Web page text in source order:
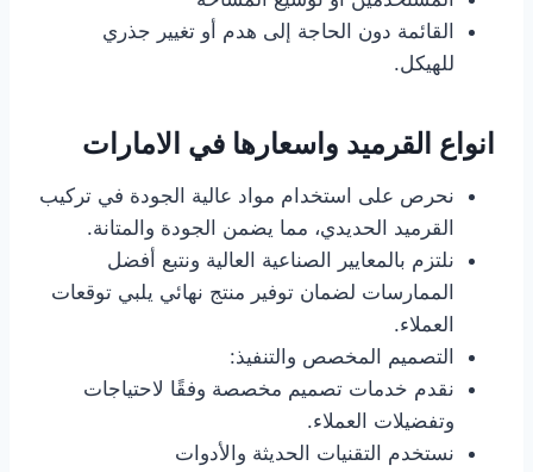
القائمة دون الحاجة إلى هدم أو تغيير جذري
للهيكل.
انواع القرميد واسعارها في الامارات
نحرص على استخدام مواد عالية الجودة في تركيب
القرميد الحديدي، مما يضمن الجودة والمتانة.
نلتزم بالمعايير الصناعية العالية ونتبع أفضل
الممارسات لضمان توفير منتج نهائي يلبي توقعات
العملاء.
التصميم المخصص والتنفيذ:
نقدم خدمات تصميم مخصصة وفقًا لاحتياجات
وتفضيلات العملاء.
نستخدم التقنيات الحديثة والأدوات